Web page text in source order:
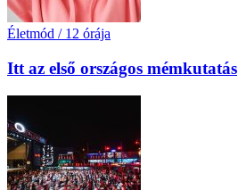
Életmód / 12 órája
Itt az első országos mémkutatás